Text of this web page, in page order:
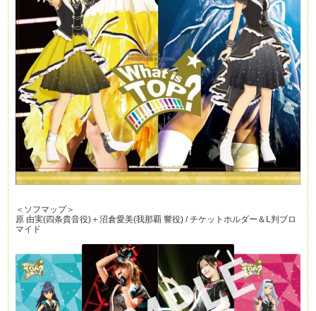
＜ソフマップ＞
原 由実(四条貴音役)＋沼倉愛美(我那覇 響役) / チケットホルダー＆L判ブロ
マイド